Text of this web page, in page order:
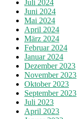
Juli 2024
Juni 2024
Mai 2024
April 2024
März 2024
Februar 2024
Januar 2024
Dezember 2023
November 2023
Oktober 2023
September 2023
Juli 2023
April 2023